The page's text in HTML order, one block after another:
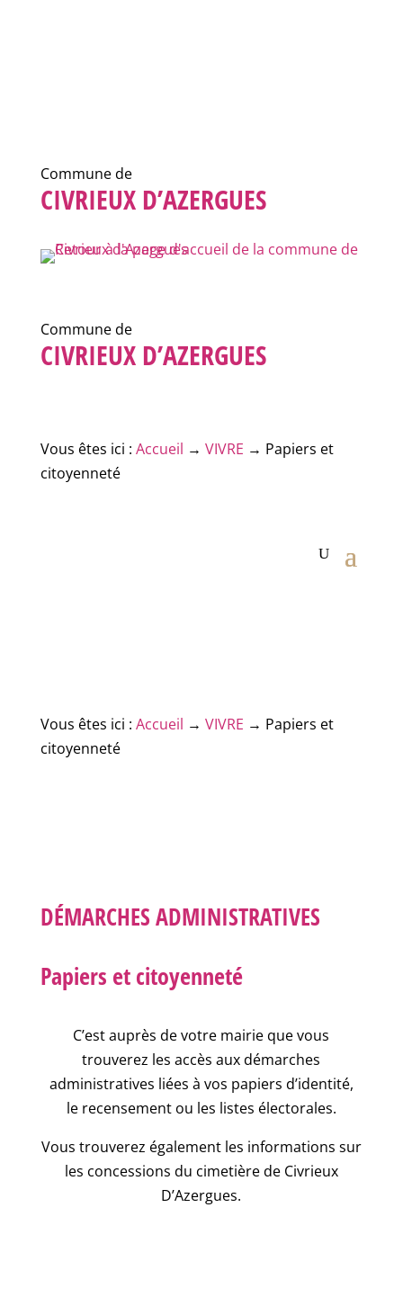
Commune de
CIVRIEUX D’AZERGUES
Commune de
CIVRIEUX D’AZERGUES
Vous êtes ici : Accueil → VIVRE → Papiers et
citoyenneté
Vous êtes ici : Accueil → VIVRE → Papiers et
citoyenneté
DÉMARCHES ADMINISTRATIVES
Papiers et citoyenneté
C’est auprès de votre mairie que vous
trouverez les accès aux démarches
administratives liées à vos papiers d’identité,
le recensement ou les listes électorales.
Vous trouverez également les informations sur
les concessions du cimetière de Civrieux
D’Azergues.